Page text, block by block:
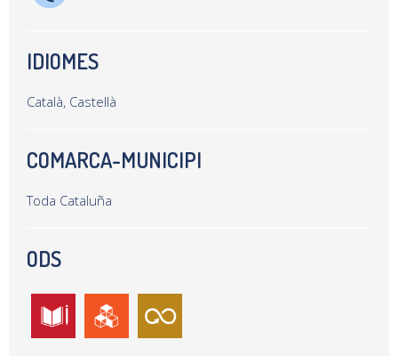
IDIOMES
Català, Castellà
COMARCA-MUNICIPI
Toda Cataluña
ODS